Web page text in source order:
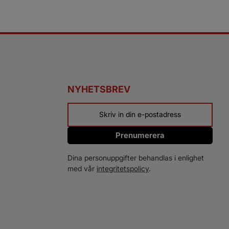
NYHETSBREV
Prenumerera
Dina personuppgifter behandlas i enlighet
med vår integritetspolicy.